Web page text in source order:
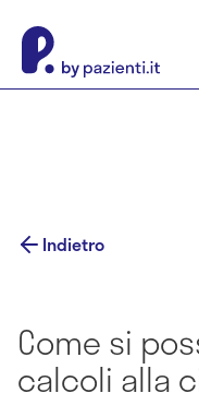
Indietro
Come si
calcoli alla